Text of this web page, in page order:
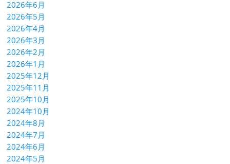
2026年6月
2026年5月
2026年4月
2026年3月
2026年2月
2026年1月
2025年12月
2025年11月
2025年10月
2024年10月
2024年8月
2024年7月
2024年6月
2024年5月